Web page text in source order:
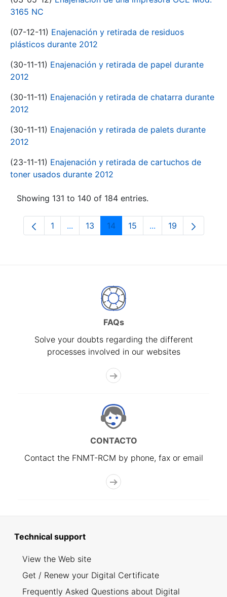
3165 NC
(07-12-11) Enajenación y retirada de residuos
plásticos durante 2012
(30-11-11) Enajenación y retirada de papel durante
2012
(30-11-11) Enajenación y retirada de chatarra durante
2012
(30-11-11) Enajenación y retirada de palets durante
2012
(23-11-11) Enajenación y retirada de cartuchos de
toner usados durante 2012
Showing 131 to 140 of 184 entries.
Page
1 ...Intermediate Pages Use TAB to navigate.
Page
13 Page
14 Page
15 ...Intermediate
Page
19
FAQs
Solve your doubts regarding the different
processes involved in our websites
CONTACTO
Contact the FNMT-RCM by phone, fax or email
Technical support
View the Web site
Get / Renew your Digital Certificate
Frequently Asked Questions about Digital